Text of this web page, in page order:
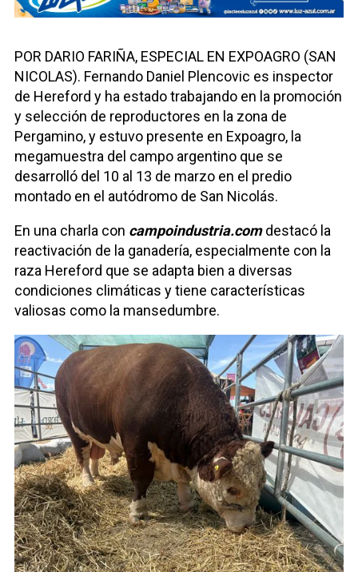
POR DARIO FARIÑA, ESPECIAL EN EXPOAGRO (SAN
NICOLAS). Fernando Daniel Plencovic es inspector
de Hereford y ha estado trabajando en la promoción
y selección de reproductores en la zona de
Pergamino, y estuvo presente en Expoagro, la
megamuestra del campo argentino que se
desarrolló del 10 al 13 de marzo en el predio
montado en el autódromo de San Nicolás.
En una charla con campoindustria.comdestacó la
reactivación de la ganadería, especialmente con la
raza Hereford que se adapta bien a diversas
condiciones climáticas y tiene características
valiosas como la mansedumbre.